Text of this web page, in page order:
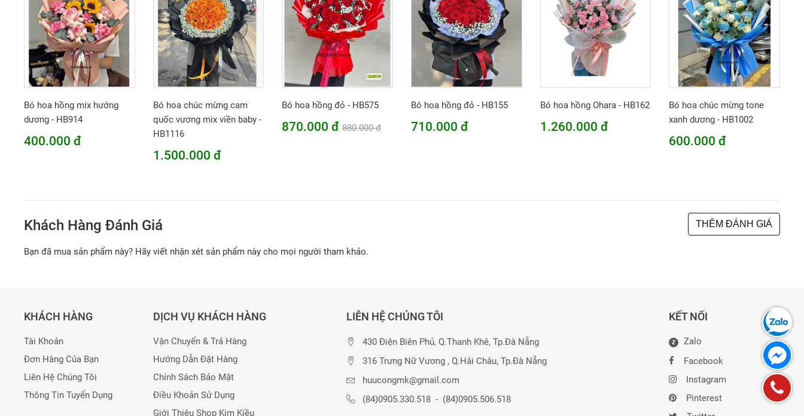
Bó hoa hồng mix hướng
dương - HB914
400.000 đ
Bó hoa chúc mừng cam
quốc vương mix viền baby -
HB1116
1.500.000 đ
Bó hoa hồng đỏ - HB575
870.000 đ 880.000 đ
Bó hoa hồng đỏ - HB155
710.000 đ
Bó hoa hồng Ohara - HB162
1.260.000 đ
Bó hoa chúc mừng tone
xanh dương - HB1002
600.000 đ
Khách Hàng Đánh Giá THÊM ĐÁNH GIÁ
Bạn đã mua sản phẩm này? Hãy viết nhận xét sản phẩm này cho mọi người tham khảo.
KHÁCH HÀNG
Tài Khoản
Đơn Hàng Của Bạn
Liên Hệ Chúng Tôi
Thông Tin Tuyển Dụng
DỊCH VỤ KHÁCH HÀNG
Vận Chuyển & Trả Hàng
Hướng Dẫn Đặt Hàng
Chính Sách Bảo Mật
Điều Khoản Sử Dụng
Giới Thiệu Shop Kim Kiều
LIÊN HỆ CHÚNG TÔI
430 Điện Biên Phủ, Q.Thanh Khê, Tp.Đà Nẵng
316 Trưng Nữ Vương , Q.Hải Châu, Tp.Đà Nẵng
huucongmk@gmail.com
(84)0905.330.518 - (84)0905.506.518
KẾT NỐI
Z
Zalo
Facebook
Instagram
Pinterest